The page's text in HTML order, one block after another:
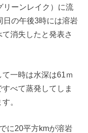
リーンレイク）に流
日の午後3時には溶岩
消失したと発表さ
一時は水深は61ｍ
べて蒸発してしま
。
に20平方kmが溶岩